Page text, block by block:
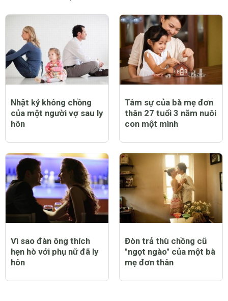
Nhật ký không chồng
của một người vợ sau ly
hôn
Tâm sự của bà mẹ đơn
thân 27 tuổi 3 năm nuôi
con một mình
Vì sao đàn ông thích
hẹn hò với phụ nữ đã ly
hôn
Đòn trả thù chồng cũ
"ngọt ngào" của một bà
mẹ đơn thân